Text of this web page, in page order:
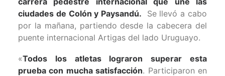
ciudades de Colón y Paysandú.
Se llevó a cabo
por la mañana, partiendo desde la cabecera del
puente internacional Artigas del lado Uruguayo.
«Todos los atletas lograron superar esta
prueba con mucha satisfacción. Participaron en